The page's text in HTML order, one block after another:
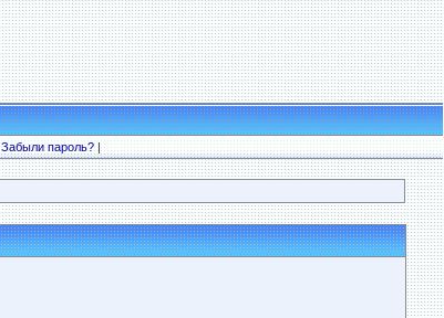
Забыли пароль?|